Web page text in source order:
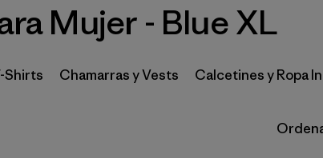
Mujer - Blue XL
Shirts Chamarras y Vests Calcetines y Ropa